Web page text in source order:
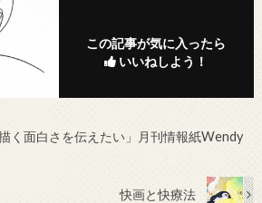
この記事が気に入ったら
いいねしよう！
描く面白さを伝えたい」月刊情報紙Wendy
快画と快療法